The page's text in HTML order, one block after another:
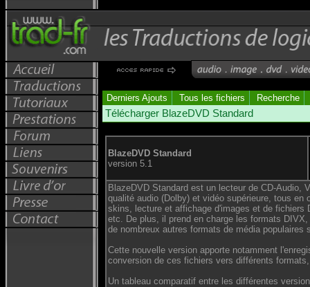
Derniers Ajouts Tous les fichiers Recherche
Télécharger BlazeDVD Standard
BlazeDVD Standard
version 5.1
BlazeDVD Standard est un lecteur de CD-
qualité audio (Dolby) et vidéo supérieure, tous
skins, lecture et affichage d'images et de
etc. De plus, il prend en charge les formats
de nombreux autres formats de média populaires
Cette nouvelle version apporte notamment
conversion de ces fichiers vers différents
Un tableau comparatif entre les différentes